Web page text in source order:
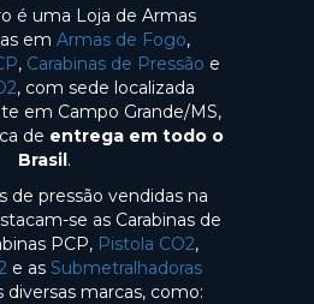
é uma Loja de Armas
em Armas de Fogo,
, Carabinas de Pressão e
, com sede localizada
em Campo Grande/MS,
de entrega em todo o
Brasil.
de pressão vendidas na
se as Carabinas de
PCP, Pistola CO2,
e as Submetralhadoras
diversas marcas, como: